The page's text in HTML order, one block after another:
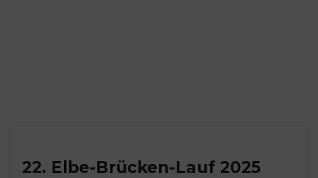
22. Elbe-Brücken-Lauf 2025